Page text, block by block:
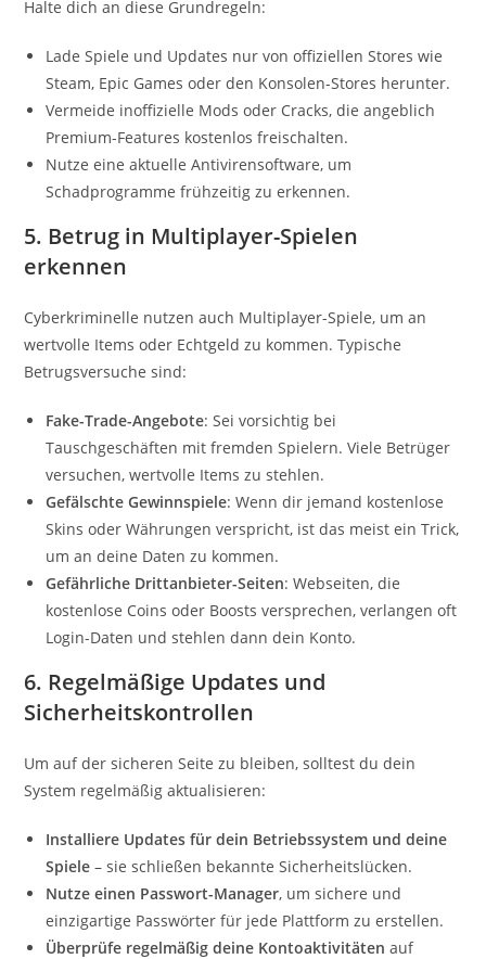
Halte dich an diese Grundregeln:
Lade Spiele und Updates nur von offiziellen Stores wie
Steam, Epic Games oder den Konsolen-Stores herunter.
Vermeide inoffizielle Mods oder Cracks, die angeblich
Premium-Features kostenlos freischalten.
Nutze eine aktuelle Antivirensoftware, um
Schadprogramme frühzeitig zu erkennen.
5. Betrug in Multiplayer-Spielen
erkennen
Cyberkriminelle nutzen auch Multiplayer-Spiele, um an
wertvolle Items oder Echtgeld zu kommen. Typische
Betrugsversuche sind:
Fake-Trade-Angebote: Sei vorsichtig bei
Tauschgeschäften mit fremden Spielern. Viele Betrüger
versuchen, wertvolle Items zu stehlen.
Gefälschte Gewinnspiele: Wenn dir jemand kostenlose
Skins oder Währungen verspricht, ist das meist ein Trick,
um an deine Daten zu kommen.
Gefährliche Drittanbieter-Seiten: Webseiten, die
kostenlose Coins oder Boosts versprechen, verlangen oft
Login-Daten und stehlen dann dein Konto.
6. Regelmäßige Updates und
Sicherheitskontrollen
Um auf der sicheren Seite zu bleiben, solltest du dein
System regelmäßig aktualisieren:
Installiere Updates für dein Betriebssystem und deine
Spiele – sie schließen bekannte Sicherheitslücken.
Nutze einen Passwort-Manager, um sichere und
einzigartige Passwörter für jede Plattform zu erstellen.
Überprüfe regelmäßig deine Kontoaktivitäten auf